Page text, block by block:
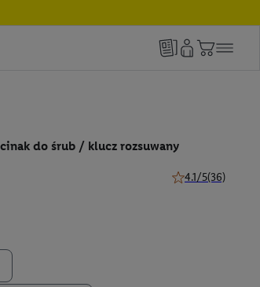
do śrub / klucz rozsuwany
4.1/5(36)